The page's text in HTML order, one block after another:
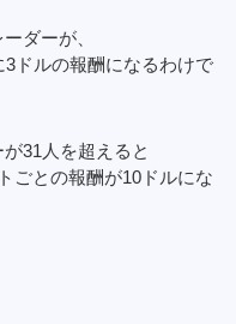
ダーが、
ドルの報酬になるわけで
31人を超えると
ごとの報酬が10ドルにな